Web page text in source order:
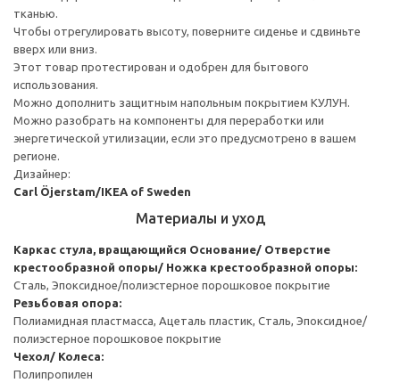
тканью.
Чтобы отрегулировать высоту, поверните сиденье и сдвиньте
вверх или вниз.
Этот товар протестирован и одобрен для бытового
использования.
Можно дополнить защитным напольным покрытием КУЛУН.
Можно разобрать на компоненты для переработки или
энергетической утилизации, если это предусмотрено в вашем
регионе.
Дизайнер:
Carl Öjerstam/IKEA of Sweden
Материалы и уход
Каркас стула, вращающийся Основание/ Отверстие
крестообразной опоры/ Ножка крестообразной опоры:
Сталь, Эпоксидное/полиэстерное порошковое покрытие
Резьбовая опора:
Полиамидная пластмасса, Ацеталь пластик, Сталь, Эпоксидное/
полиэстерное порошковое покрытие
Чехол/ Колеса:
Полипропилен